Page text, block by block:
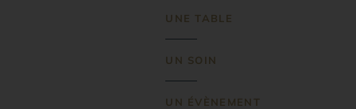
UNE TABLE
UN SOIN
UN ÉVÈNEMENT